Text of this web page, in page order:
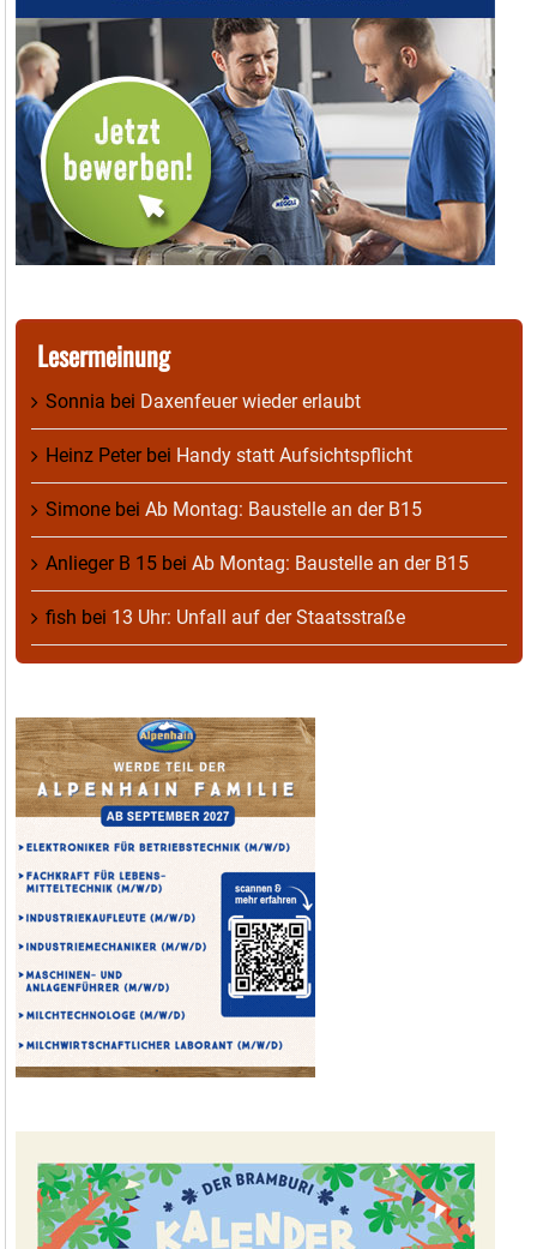
Lesermeinung
Sonnia bei Daxenfeuer wieder erlaubt
Heinz Peterbei Handy statt Aufsichtspflicht
Simone bei Ab Montag: Baustelle an der B15
Anlieger B 15 bei Ab Montag: Baustelle an der B15
fish bei 13 Uhr: Unfall auf der Staatsstraße